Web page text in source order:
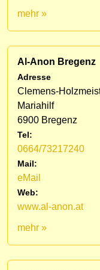
mehr »
Al-Anon Bregenz
Adresse
Clemens-
Mariahilf
6900 Bregenz
Tel:
0664/73217240
Mail:
eMail
Web:
www.al-anon.at
mehr »